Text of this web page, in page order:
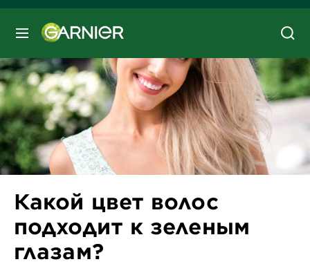
МЕНЮ
Какой цвет волос
подходит к зеленым
глазам?